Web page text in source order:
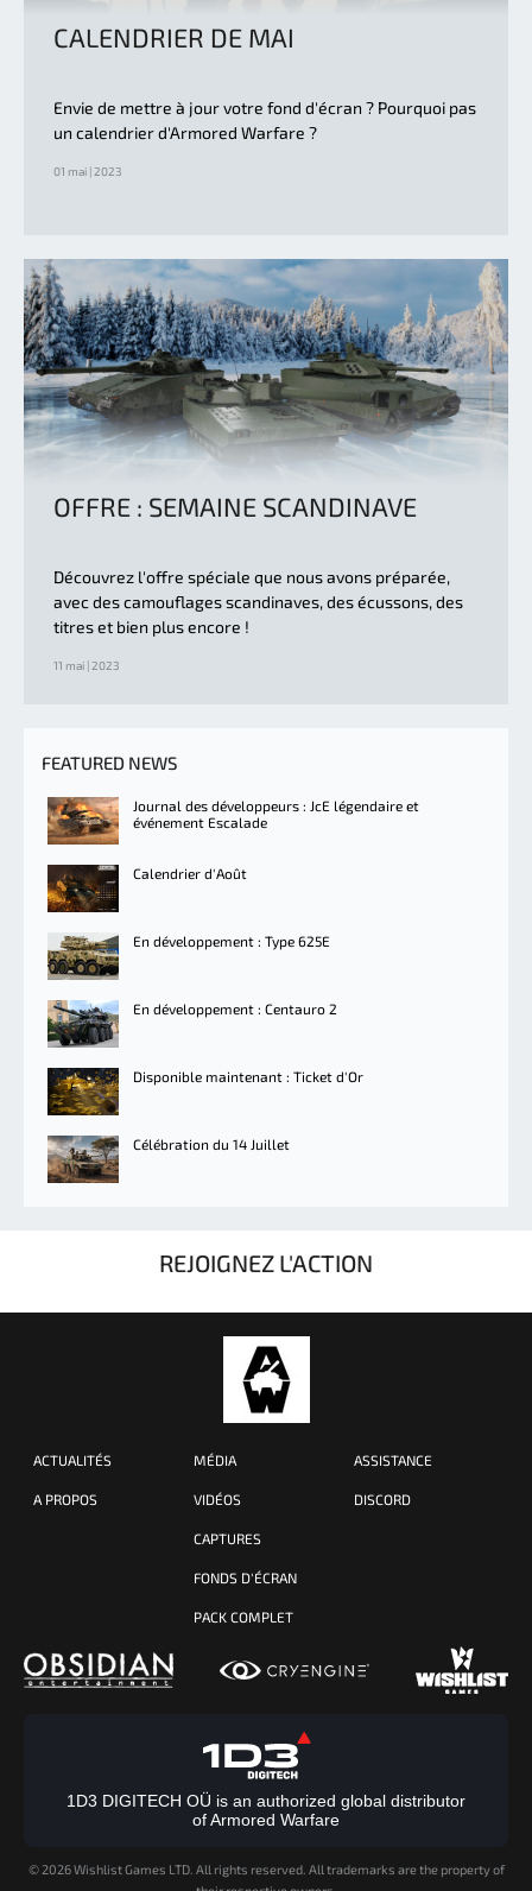
CALENDRIER DE MAI
Envie de mettre à jour votre fond d'écran ? Pourquoi pas
un calendrier d'Armored Warfare ?
01 mai | 2023
OFFRE : SEMAINE SCANDINAVE
Découvrez l'offre spéciale que nous avons préparée,
avec des camouflages scandinaves, des écussons, des
titres et bien plus encore !
11 mai | 2023
FEATURED NEWS
Journal des développeurs : JcE légendaire et
événement Escalade
Calendrier d'Août
En développement : Type 625E
En développement : Centauro 2
Disponible maintenant : Ticket d'Or
Célébration du 14 Juillet
REJOIGNEZ L'ACTION
ACTUALITÉS
A PROPOS
MÉDIA
VIDÉOS
CAPTURES
FONDS D'ÉCRAN
PACK COMPLET
ASSISTANCE
DISCORD
1D3 DIGITECH OÜ is an authorized global distributor
of Armored Warfare
© 2026 Wishlist Games LTD. All rights reserved. All trademarks are the property of